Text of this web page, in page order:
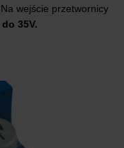
wejście przetwornicy
35V.